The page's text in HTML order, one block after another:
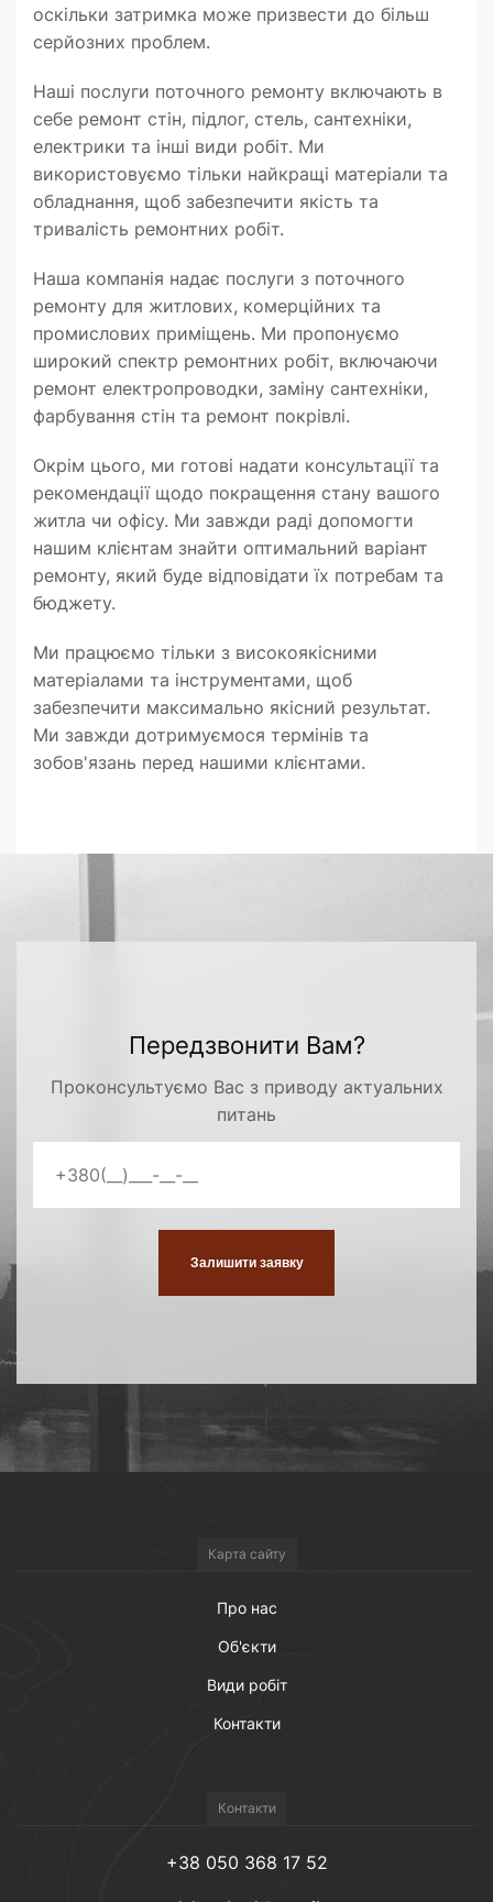
оскільки затримка може призвести до більш
серйозних проблем.
Наші послуги поточного ремонту включають в
себе ремонт стін, підлог, стель, сантехніки,
електрики та інші види робіт. Ми
використовуємо тільки найкращі матеріали та
обладнання, щоб забезпечити якість та
тривалість ремонтних робіт.
Наша компанія надає послуги з поточного
ремонту для житлових, комерційних та
промислових приміщень. Ми пропонуємо
широкий спектр ремонтних робіт, включаючи
ремонт електропроводки, заміну сантехніки,
фарбування стін та ремонт покрівлі.
Окрім цього, ми готові надати консультації та
рекомендації щодо покращення стану вашого
житла чи офісу. Ми завжди раді допомогти
нашим клієнтам знайти оптимальний варіант
ремонту, який буде відповідати їх потребам та
бюджету.
Ми працюємо тільки з високоякісними
матеріалами та інструментами, щоб
забезпечити максимально якісний результат.
Ми завжди дотримуємося термінів та
зобов'язань перед нашими клієнтами.
Передзвонити Вам?
Проконсультуємо Вас з приводу актуальних
питань
Залишити заявку
Карта сайту
Про нас
Об'єкти
Види робіт
Контакти
Контакти
+38 050 368 17 52